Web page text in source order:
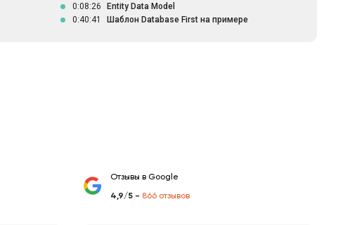
0:08:26
Entity Data Model
0:40:41 Шаблон Database First на примере
Отзывы в Google
4,9/5 - 866 отзывов